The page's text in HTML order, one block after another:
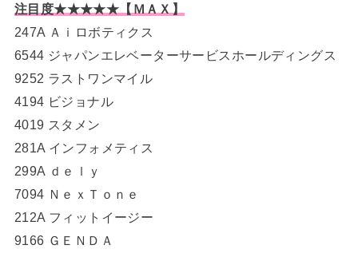
注目度★★★★★【ＭＡＸ】
247A Ａｉロボティクス
6544 ジャパンエレベーターサービスホールディングス
9252 ラストワンマイル
4194 ビジョナル
4019 スタメン
281A インフォメティス
299A ｄｅｌｙ
7094 ＮｅｘＴｏｎｅ
212A フィットイージー
9166 ＧＥＮＤＡ